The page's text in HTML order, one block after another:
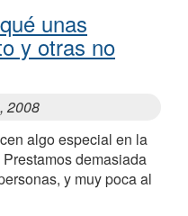
unas
y otras no
2008
algo especial en la
demasiada
y muy poca al